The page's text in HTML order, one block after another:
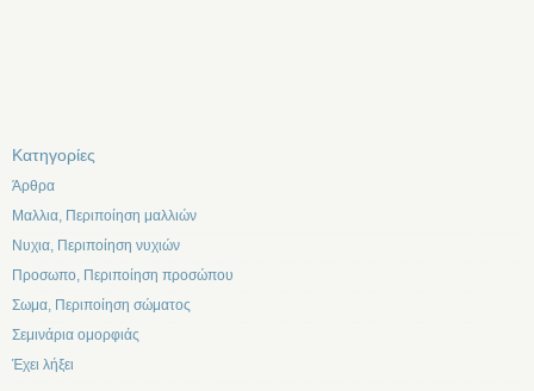
Kατηγορίες
Άρθρα
Μαλλια, Περιποίηση μαλλιών
Νυχια, Περιποίηση νυχιών
Προσωπο, Περιποίηση προσώπου
Σωμα, Περιποίηση σώματος
Σεμινάρια ομορφιάς
Έχει λήξει